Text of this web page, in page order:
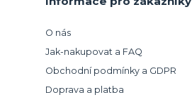
O nás
Jak-nakupovat a FAQ
Obchodní podmínky a GDPR
Doprava a platba